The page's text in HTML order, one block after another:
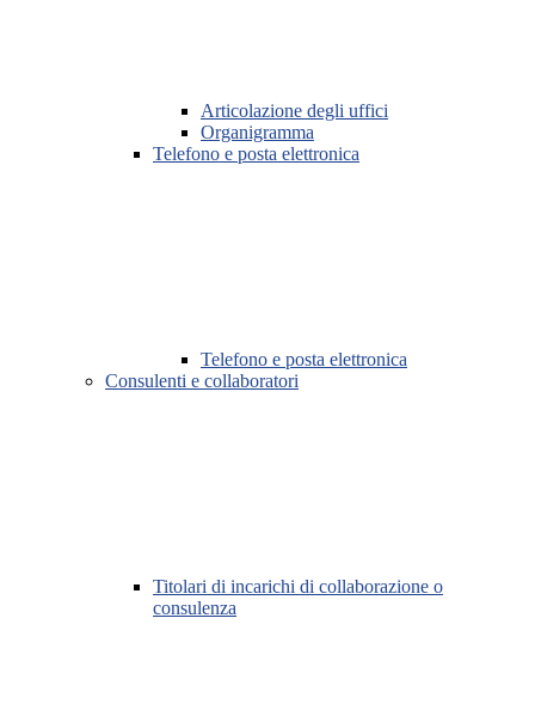
Articolazione degli uffici
Organigramma
Telefono e posta elettronica
Telefono e posta elettronica
Consulenti e collaboratori
Titolari di incarichi di collaborazione o
consulenza